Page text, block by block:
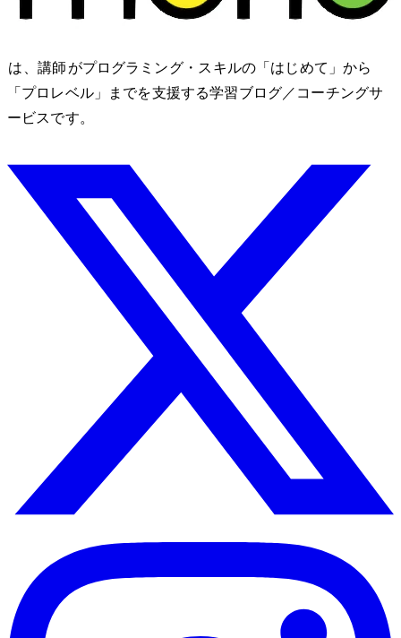
nozomono は、講師 shibomb がプログラミング・IT スキルの「はじめて」から
「プロレベル」までを支援する学習ブログ／コーチングサ
ービスです。